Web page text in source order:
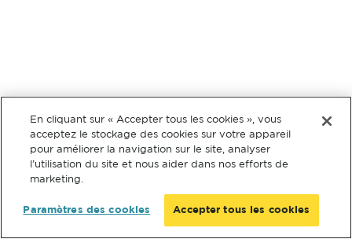
En cliquant sur « Accepter tous les cookies », vous
acceptez le stockage des cookies sur votre appareil
pour améliorer la navigation sur le site, analyser
l’utilisation du site et nous aider dans nos efforts de
marketing.
Paramètres des cookies Accepter tous les cookies